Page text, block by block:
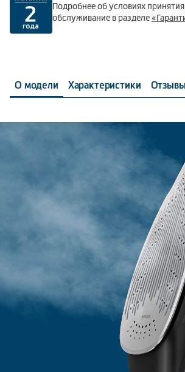
Подробнее об условиях
обслуживание в разделе
О модели Характеристики Отзывы